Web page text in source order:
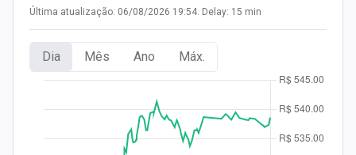
Comprar ou vender?
Carteiras Recomendadas
Central de Fundos Imobiliários
Última atualização: 06/08/2026 19:54. Delay: 15 min
Dia Mês Ano Máx.